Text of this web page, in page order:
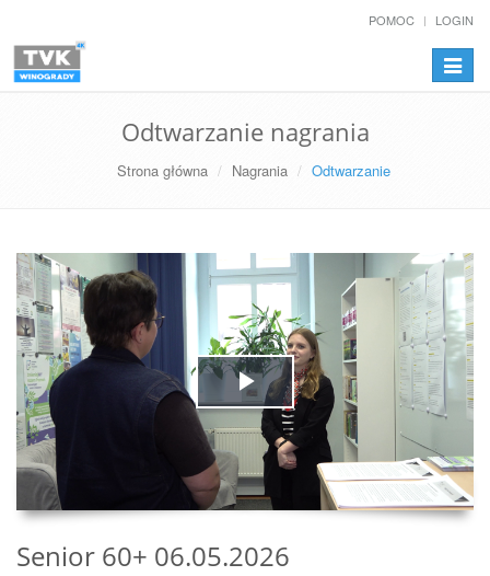
POMOC LOGIN
Odtwarzanie nagrania
Strona główna Nagrania Odtwarzanie
Play
Video
Senior 60+ 06.05.2026